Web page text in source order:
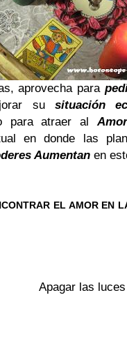
aprovecha para
su situación
para atraer al
en donde las
Aumentan en
EL AMOR EN
Apagar las luces